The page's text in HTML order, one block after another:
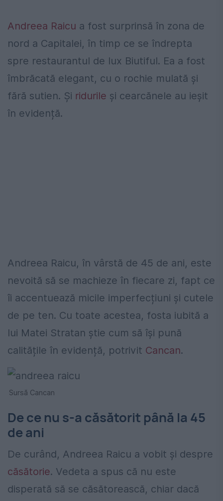
Andreea Raicu a fost surprinsă în zona de
nord a Capitalei, în timp ce se îndrepta
spre restaurantul de lux Biutiful. Ea a fost
îmbrăcată elegant, cu o rochie mulată și
fără sutien. Și ridurile și cearcănele au ieșit
în evidență.
Andreea Raicu, în vârstă de 45 de ani, este
nevoită să se machieze în fiecare zi, fapt ce
îi accentuează micile imperfecțiuni și cutele
de pe ten. Cu toate acestea, fosta iubită a
lui Matei Stratan știe cum să își pună
calitățile în evidență, potrivit Cancan.
Sursă Cancan
De ce nu s-a căsătorit până la 45
de ani
De curând, Andreea Raicu a vobit și despre
căsătorie. Vedeta a spus că nu este
disperată să se căsătorească, chiar dacă